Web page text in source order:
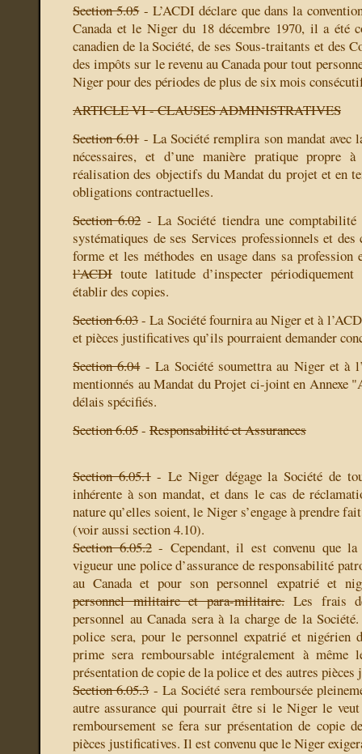
Section 5.05- L’ACDI déclare que dans la
Canada et le Niger du 18 décembre 1970, il a été
canadien de la Société, de ses Sous-traitants et des
des impôts sur le revenu au Canada pour tout
Niger pour des périodes de plus de six mois
ARTICLE VI - CLAUSES ADMINISTRATIVES
Section 6.01- La Société remplira son mandat avec
nécessaires, et d’une manière pratique propre
réalisation des objectifs du Mandat du projet et en
obligations contractuelles.
Section 6.02- La Société tiendra une comptabilité
systématiques de ses Services professionnels et
forme et les méthodes en usage dans sa profession
l’ACDI toute latitude d’inspecter
établir des copies.
Section 6.03- La Société fournira au Niger et à
et pièces justificatives qu’ils pourraient demander
Section 6.04- La Société soumettra au Niger et à
mentionnés au Mandat du Projet ci-joint en Annexe
délais spécifiés.
Section 6.05- Responsabilité et Assurances
Section 6.05.1- Le Niger dégage la Société de
inhérente à son mandat, et dans le cas de
nature qu’elles soient, le Niger s’engage à prendre
(voir aussi section 4.10).
Section 6.05.2- Cependant, il est convenu que la
vigueur une police d’assurance de responsabilité
au Canada et pour son personnel expatrié et
personnel militaire et para-militaire. Les frais
personnel au Canada sera à la charge de la
police sera, pour le personnel expatrié et nigérien
prime sera remboursable intégralement à
présentation de copie de la police et des autres
Section 6.05.3- La Société sera remboursée
autre assurance qui pourrait être si le Niger le
remboursement se fera sur présentation de copie
pièces justificatives. Il est convenu que le Niger